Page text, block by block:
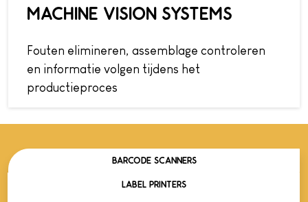
MACHINE VISION SYSTEMS
Fouten elimineren, assemblage controleren
en informatie volgen tijdens het
productieproces
BARCODE SCANNERS
LABEL PRINTERS